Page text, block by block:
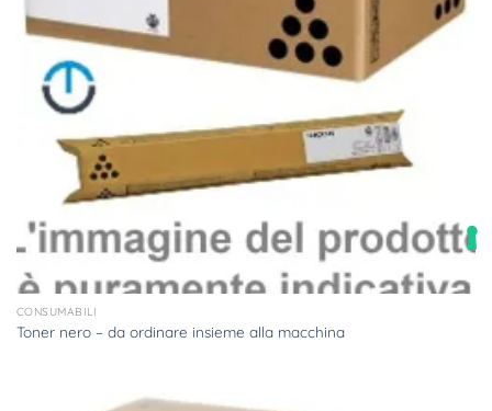
CONSUMABILI
Toner nero – da ordinare insieme alla macchina